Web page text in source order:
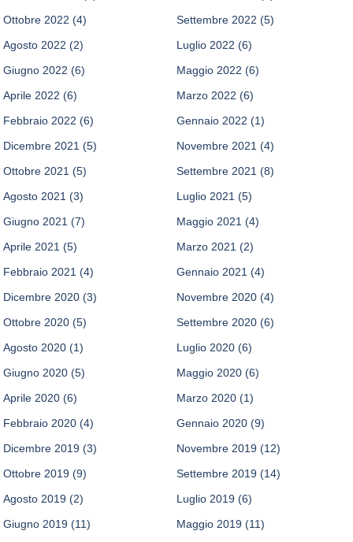
Ottobre 2022 (4) Settembre 2022 (5)
Agosto 2022 (2) Luglio 2022 (6)
Giugno 2022 (6) Maggio 2022 (6)
Aprile 2022 (6) Marzo 2022 (6)
Febbraio 2022 (6) Gennaio 2022 (1)
Dicembre 2021 (5) Novembre 2021 (4)
Ottobre 2021 (5) Settembre 2021 (8)
Agosto 2021 (3) Luglio 2021 (5)
Giugno 2021 (7) Maggio 2021 (4)
Aprile 2021 (5) Marzo 2021 (2)
Febbraio 2021 (4) Gennaio 2021 (4)
Dicembre 2020 (3) Novembre 2020 (4)
Ottobre 2020 (5) Settembre 2020 (6)
Agosto 2020 (1) Luglio 2020 (6)
Giugno 2020 (5) Maggio 2020 (6)
Aprile 2020 (6) Marzo 2020 (1)
Febbraio 2020 (4) Gennaio 2020 (9)
Dicembre 2019 (3) Novembre 2019 (12)
Ottobre 2019 (9) Settembre 2019 (14)
Agosto 2019 (2) Luglio 2019 (6)
Giugno 2019 (11) Maggio 2019 (11)